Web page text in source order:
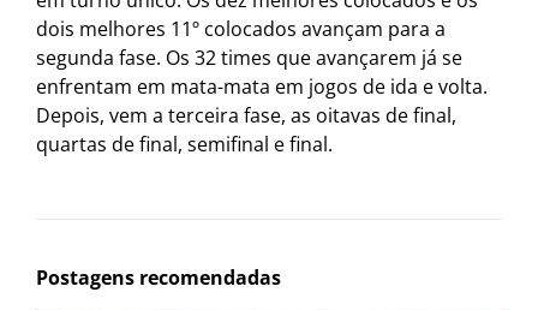
dois melhores 11º colocados avançam para a
segunda fase. Os 32 times que avançarem já se
enfrentam em mata-mata em jogos de ida e volta.
Depois, vem a terceira fase, as oitavas de final,
quartas de final, semifinal e final.
Postagens recomendadas